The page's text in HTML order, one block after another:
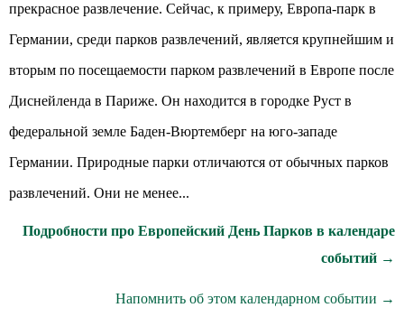
прекрасное развлечение. Сейчас, к примеру, Европа-парк в
Германии, среди парков развлечений, является крупнейшим и
вторым по посещаемости парком развлечений в Европе после
Диснейленда в Париже. Он находится в городке Руст в
федеральной земле Баден-Вюртемберг на юго-западе
Германии. Природные парки отличаются от обычных парков
развлечений. Они не менее...
Подробности про Европейский День Парков в календаре
событий →
Напомнить об этом календарном событии →